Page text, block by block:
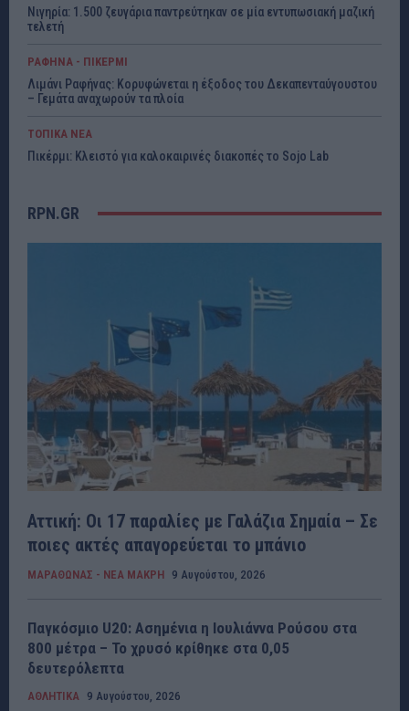
Νιγηρία: 1.500 ζευγάρια παντρεύτηκαν σε μία εντυπωσιακή μαζική
τελετή
ΡΑΦΗΝΑ - ΠΙΚΕΡΜΙ
Λιμάνι Ραφήνας: Κορυφώνεται η έξοδος του Δεκαπενταύγουστου
– Γεμάτα αναχωρούν τα πλοία
ΤΟΠΙΚΑ ΝΕΑ
Πικέρμι: Κλειστό για καλοκαιρινές διακοπές το Sojo Lab
RPN.GR
Αττική: Οι 17 παραλίες με Γαλάζια Σημαία – Σε
ποιες ακτές απαγορεύεται το μπάνιο
ΜΑΡΑΘΩΝΑΣ - ΝΕΑ ΜΑΚΡΗ 9 Αυγούστου, 2026
Παγκόσμιο U20: Ασημένια η Ιουλιάννα Ρούσου στα
800 μέτρα – Το χρυσό κρίθηκε στα 0,05
δευτερόλεπτα
ΑΘΛΗΤΙΚΑ 9 Αυγούστου, 2026